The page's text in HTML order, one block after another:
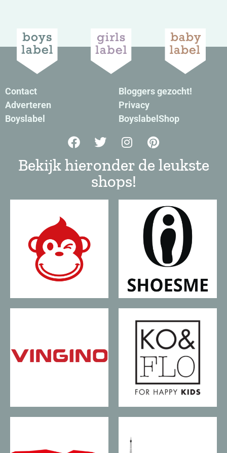
Contact
Adverteren
Boyslabel
Bloggers gezocht!
Privacy
BoyslabelShop
Bekijk hieronder de leukste
shops!